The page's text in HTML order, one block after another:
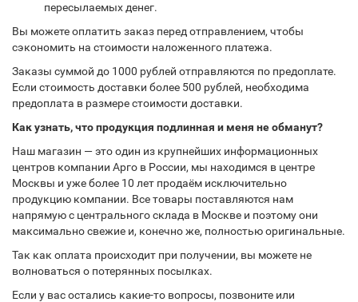
пересылаемых денег.
Вы можете оплатить заказ перед отправлением, чтобы
сэкономить на стоимости наложенного платежа.
Заказы суммой до 1000 рублей отправляются по предоплате.
Если стоимость доставки более 500 рублей, необходима
предоплата в размере стоимости доставки.
Как узнать, что продукция подлинная и меня не обманут?
Наш магазин — это один из крупнейших информационных
центров компании Арго в России, мы находимся в центре
Москвы и уже более 10 лет продаём исключительно
продукцию компании. Все товары поставляются нам
напрямую с центрального склада в Москве и поэтому они
максимально свежие и, конечно же, полностью оригинальные.
Так как оплата происходит при получении, вы можете не
волноваться о потерянных посылках.
Если у вас остались какие-то вопросы, позвоните или